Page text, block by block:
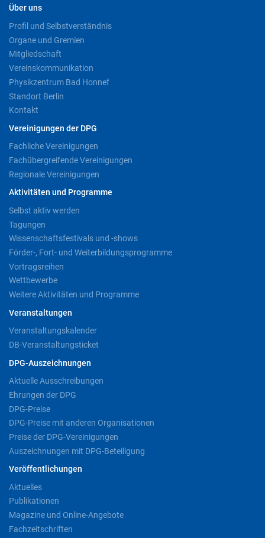
Über uns
Profil und Selbstverständnis
Organe und Gremien
Mitgliedschaft
Vereinskommunikation
Physikzentrum Bad Honnef
Standort Berlin
Kontakt
Vereinigungen der DPG
Fachliche Vereinigungen
Fachübergreifende Vereinigungen
Regionale Vereinigungen
Aktivitäten und Programme
Selbst aktiv werden
Tagungen
Wissenschaftsfestivals und -shows
Förder-, Fort- und Weiterbildungsprogramme
Vortragsreihen
Wettbewerbe
Weitere Aktivitäten und Programme
Veranstaltungen
Veranstaltungskalender
DB-Veranstaltungsticket
DPG-Auszeichnungen
Aktuelle Ausschreibungen
Ehrungen der DPG
DPG-Preise
DPG-Preise mit anderen Organisationen
Preise der DPG-Vereinigungen
Auszeichnungen mit DPG-Beteiligung
Veröffentlichungen
Aktuelles
Publikationen
Magazine und Online-Angebote
Fachzeitschriften